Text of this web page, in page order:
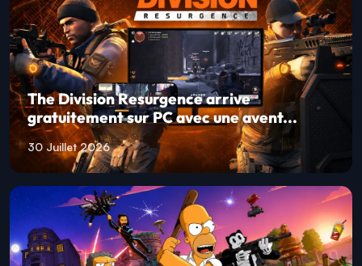
The Division Resurgence arrive
gratuitement sur PC avec une avent...
30 Juillet 2026